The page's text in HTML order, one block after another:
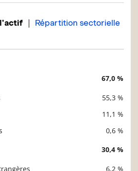
| Répartition sectorielle
67,0 %
55,3 %
11,1 %
0,6 %
30,4 %
6,2 %